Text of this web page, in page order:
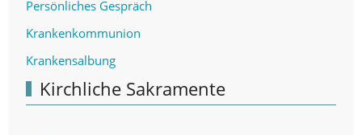
Persönliches Gespräch
Krankenkommunion
Krankensalbung
Kirchliche Sakramente